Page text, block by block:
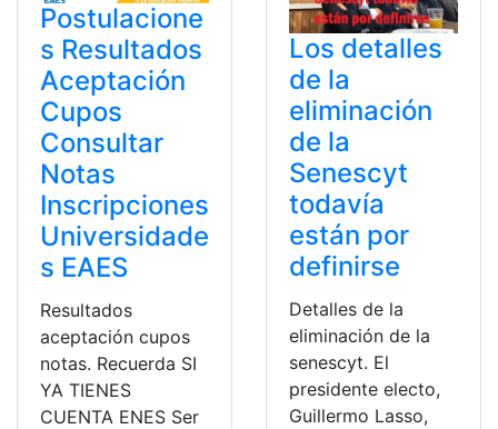
Postulacione
s Resultados
Aceptación
Cupos
Consultar
Notas
Inscripciones
Universidade
s EAES
Resultados
aceptación cupos
notas. Recuerda SI
YA TIENES
CUENTA ENES Ser
Los detalles
de la
eliminación
de la
Senescyt
todavía
están por
definirse
Detalles de la
eliminación de la
senescyt. El
presidente electo,
Guillermo Lasso,